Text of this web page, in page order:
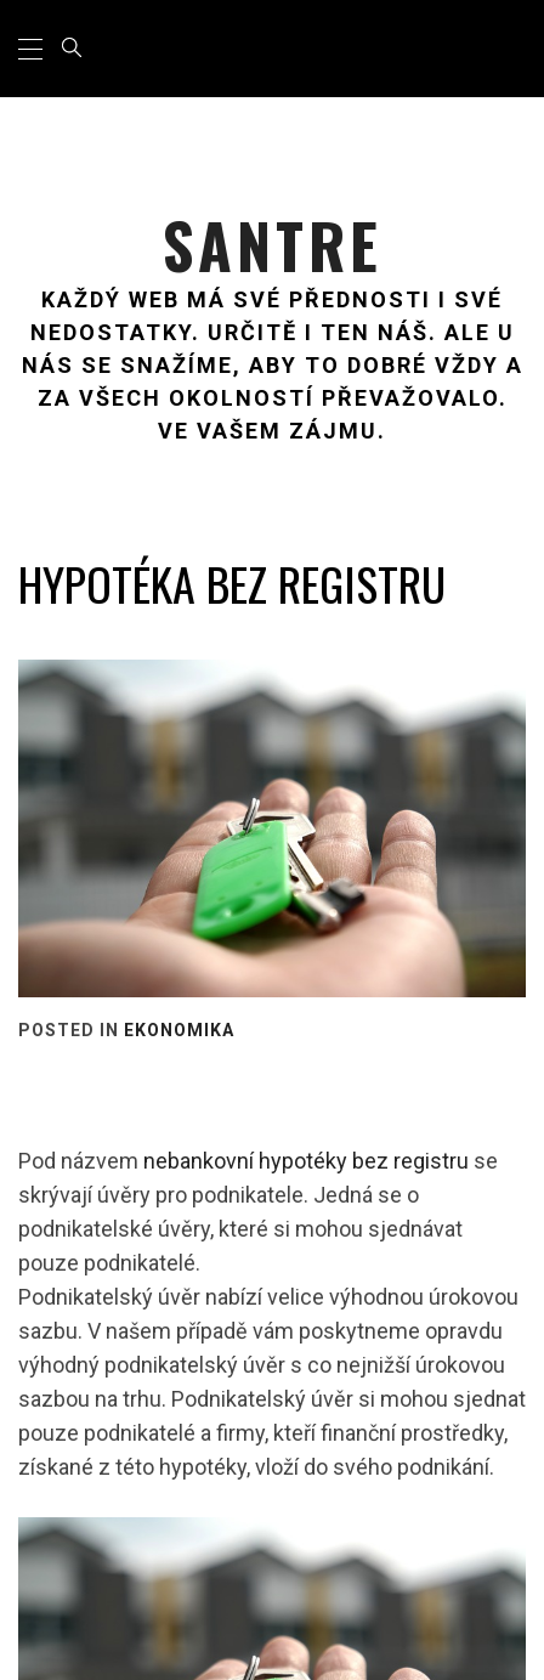
Menu
SANTRE
KAŽDÝ WEB MÁ SVÉ PŘEDNOSTI I SVÉ
NEDOSTATKY. URČITĚ I TEN NÁŠ. ALE U
NÁS SE SNAŽÍME, ABY TO DOBRÉ VŽDY A
ZA VŠECH OKOLNOSTÍ PŘEVAŽOVALO.
VE VAŠEM ZÁJMU.
HYPOTÉKA BEZ REGISTRU
POSTED IN EKONOMIKA
Pod názvem nebankovní hypotéky bez registru se
skrývají úvěry pro podnikatele. Jedná se o
podnikatelské úvěry, které si mohou sjednávat
pouze podnikatelé.
Podnikatelský úvěr nabízí velice výhodnou úrokovou
sazbu. V našem případě vám poskytneme opravdu
výhodný podnikatelský úvěr s co nejnižší úrokovou
sazbou na trhu. Podnikatelský úvěr si mohou sjednat
pouze podnikatelé a firmy, kteří finanční prostředky,
získané z této hypotéky, vloží do svého podnikání.